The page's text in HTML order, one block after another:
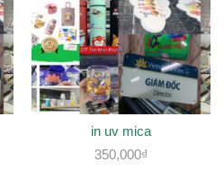
in uv mica
350,000₫